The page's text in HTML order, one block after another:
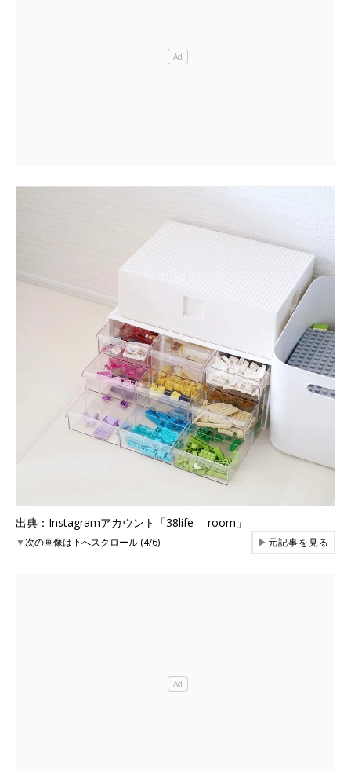
出典：Instagramアカウント「38life___room」
▼次の画像は下へスクロール (4/6) ▶元記事を見る